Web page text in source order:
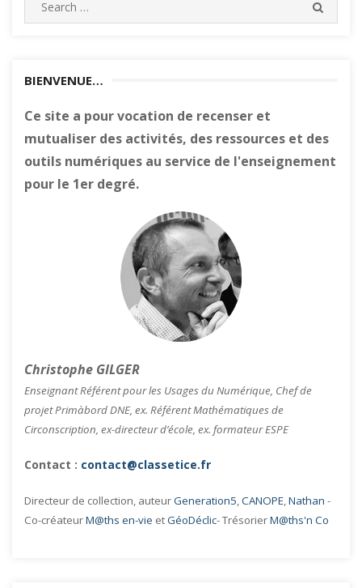
for:
BIENVENUE…
Ce site a pour vocation de recenser et
mutualiser des activités, des ressources et des
outils numériques au service de l'enseignement
pour le 1er degré.
Christophe GILGER
Enseignant Référent pour les Usages du Numérique, Chef de
projet Primàbord DNE, ex. Référent Mathématiques de
Circonscription, ex-directeur d’école, ex. formateur ESPE
Contact : contact@classetice.fr
Directeur de collection, auteurGeneration5,CANOPE,Nathan -
Co-créateurM@ths en-vie etGéoDéclic- TrésorierM@ths'n Co